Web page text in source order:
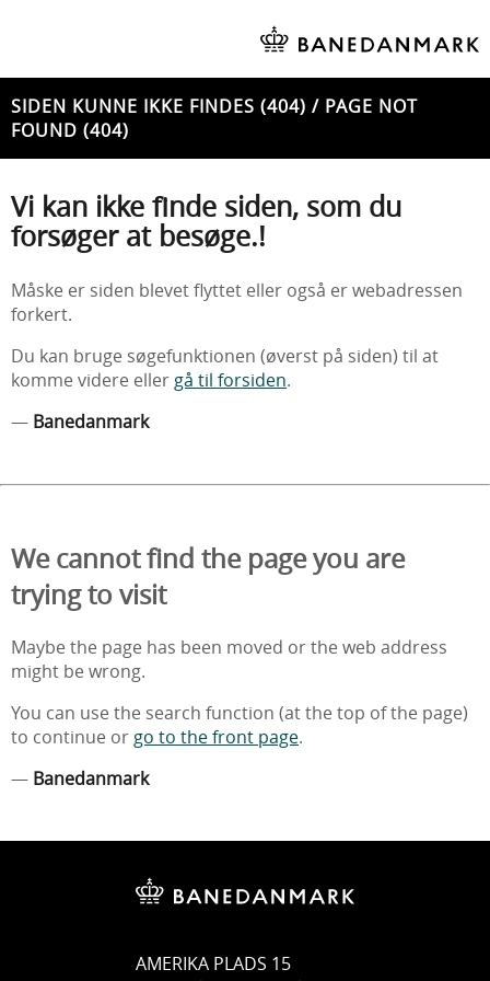
SIDEN KUNNE IKKE FINDES (404) / PAGE NOT
FOUND (404)
Vi kan ikke finde siden, som du
forsøger at besøge.!
Måske er siden blevet flyttet eller også er webadressen
forkert.
Du kan bruge søgefunktionen (øverst på siden) til at
komme videre eller gå til forsiden.
— Banedanmark
We cannot find the page you are
trying to visit
Maybe the page has been moved or the web address
might be wrong.
You can use the search function (at the top of the page)
to continue or go to the front page.
— Banedanmark
AMERIKA PLADS 15